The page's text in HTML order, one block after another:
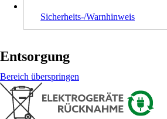
Sicherheits-/Warnhinweis
Entsorgung
Bereich überspringen